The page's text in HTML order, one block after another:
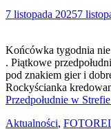
7 listopada 20257
Końcówka tygodnia
. Piątkowe
pod znakiem gier i
Rockyścianka
Przedpołudnie w
Aktualności,